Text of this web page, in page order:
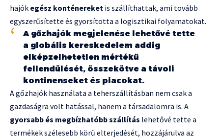
hajók egész konténereket is szállíthattak, ami tovább
egyszerűsítette és gyorsította a logisztikai folyamatokat.
A gőzhajók megjelenése lehetővé tette
a globális kereskedelem addig
elképzelhetetlen mértékű
fellendülését, összekötve a távoli
kontinenseket és piacokat.
A gőzhajók használata a teherszállításban nem csak a
gazdaságra volt hatással, hanem a társadalomra is. A
gyorsabb és megbízhatóbb szállítás lehetővé tette a
termékek szélesebb körű elterjedését, hozzájárulva az